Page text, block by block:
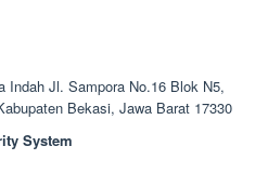
Indah Jl. Sampora No.16 Blok N5,
Bekasi, Jawa Barat 17330
System